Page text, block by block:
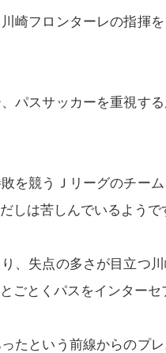
崎フロンターレの指揮
パスサッカーを重視す
を競うＪリーグのチー
しは苦しんでいるようで
、失点の多さが目立つ
ごとくパスをインターセ
たという前線からのプ